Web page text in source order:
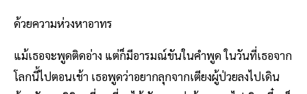
ด้วยความห่วงหาอาทร
แม้เธอจะพูดติดอ่าง แต่ก็มีอารมณ์ขันในคำพูด ในวันที่เธอจาก
โลกนี้ไปตอนเช้า เธอพูดว่าอยากลุกจากเตียงผู้ป่วยลงไปเดิน